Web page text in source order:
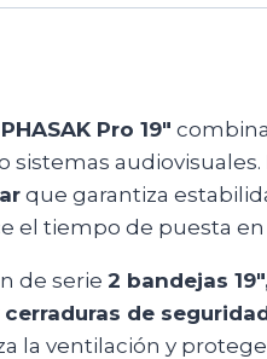
Pro 19″
sistemas
que garantiza
el tiempo de puesta
de serie2 bandejas
de
la ventilación y